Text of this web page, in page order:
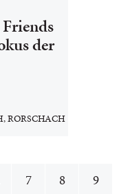
der
RORSCHACH
7 8 9